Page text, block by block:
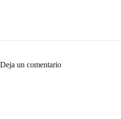
Deja un comentario